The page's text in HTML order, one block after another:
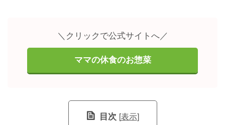
＼クリックで公式サイトへ／
ママの休食のお惣菜
目次 [表示]